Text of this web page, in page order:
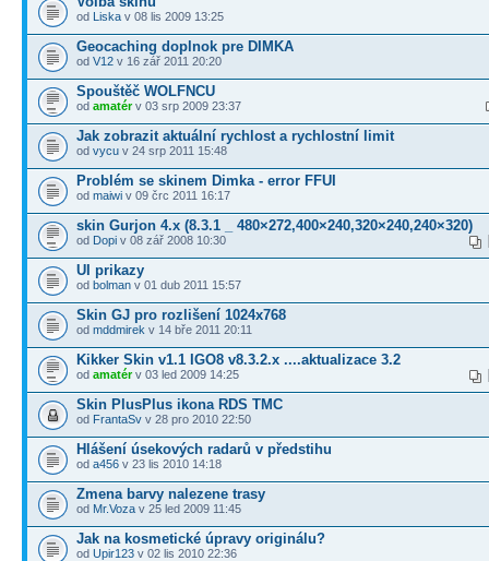
od Liska v 08 lis 2009 13:25
Geocaching doplnok pre DIMKA
od V12 v 16 zář 2011 20:20
Spouštěč WOLFNCU
od amatérv 03 srp 2009 23:37
Jak zobrazit aktuální rychlost a rychlostní limit
od vycu v 24 srp 2011 15:48
Problém se skinem Dimka - error FFUI
od maiwi v 09 črc 2011 16:17
skin Gurjon 4.x (8.3.1 _ 480×272,400×240,320×240,240×320)
od Dopi v 08 zář 2008 10:30
UI prikazy
od bolman v 01 dub 2011 15:57
Skin GJ pro rozlišení 1024x768
od mddmirek v 14 bře 2011 20:11
Kikker Skin v1.1 IGO8 v8.3.2.x ....aktualizace 3.2
od amatérv 03 led 2009 14:25
Skin PlusPlus ikona RDS TMC
od FrantaSv v 28 pro 2010 22:50
Hlášení úsekových radarů v předstihu
od a456 v 23 lis 2010 14:18
Zmena barvy nalezene trasy
od Mr.Voza v 25 led 2009 11:45
Jak na kosmetické úpravy originálu?
od Upir123 v 02 lis 2010 22:36